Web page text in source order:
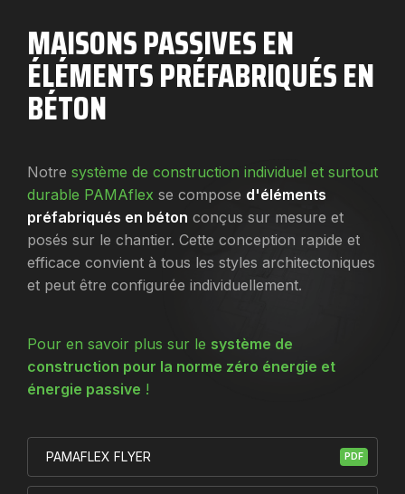
MAISONS PASSIVES EN
ÉLÉMENTS PRÉFABRIQUÉS EN
BÉTON
Notre système de construction individuel et surtout
durable PAMAflex se compose d'éléments
préfabriqués en béton conçus sur mesure et
posés sur le chantier. Cette conception rapide et
efficace convient à tous les styles architectoniques
et peut être configurée individuellement.
Pour en savoir plus sur le système de
construction pour la norme zéro énergie et
énergie passive !
PDF
PAMAFLEX FLYER